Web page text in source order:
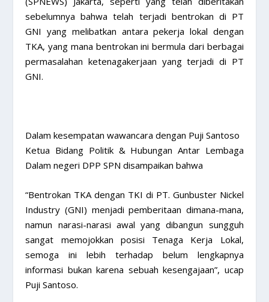
sebelumnya bahwa telah terjadi bentrokan di PT
GNI yang melibatkan antara pekerja lokal dengan
TKA, yang mana bentrokan ini bermula dari berbagai
permasalahan ketenagakerjaan yang terjadi di PT
GNI.
Dalam kesempatan wawancara dengan Puji Santoso
Ketua Bidang Politik & Hubungan Antar Lembaga
Dalam negeri DPP SPN disampaikan bahwa
“Bentrokan TKA dengan TKI di PT. Gunbuster Nickel
Industry (GNI) menjadi pemberitaan dimana-mana,
namun narasi-narasi awal yang dibangun sungguh
sangat memojokkan posisi Tenaga Kerja Lokal,
semoga ini lebih terhadap belum lengkapnya
informasi bukan karena sebuah kesengajaan”, ucap
Puji Santoso.